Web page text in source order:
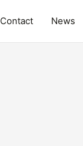
Contact News